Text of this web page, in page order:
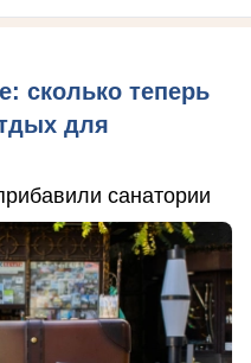
сколько теперь
для
санатории